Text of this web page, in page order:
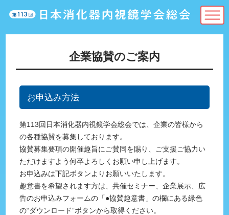
企業協賛のご案内
お申込み方法
第113回日本消化器内視鏡学会総会では、企業の皆様から
の各種協賛を募集しております。
協賛募集要項の開催趣旨にご賛同を賜り、ご支援ご協力い
ただけますよう何卒よろしくお願い申し上げます。
お申込みは下記ボタンよりお願いいたします。
趣意書を希望されます方は、共催セミナー、企業展示、広
告のお申込みフォームの「●協賛趣意書」の欄にある緑色
の“ダウンロード”ボタンから取得ください。